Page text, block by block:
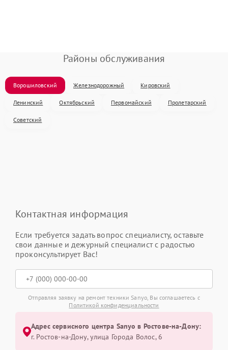
Районы обслуживания
Ворошиловский Железнодорожный Кировский
Ленинский Октябрьский Первомайский Пролетарский
Советский
Контактная информация
Если требуется задать вопрос специалисту, оставьте
свои данные и дежурный специалист с радостью
проконсультирует Вас!
Отправляя заявку на ремонт техники Sanyo, Вы соглашаетесь с
Политикой конфиденциальности
Адрес сервисного центра Sanyo в Ростове-на-Дону:
г. Ростов-на-Дону, улица Города Волос, 6